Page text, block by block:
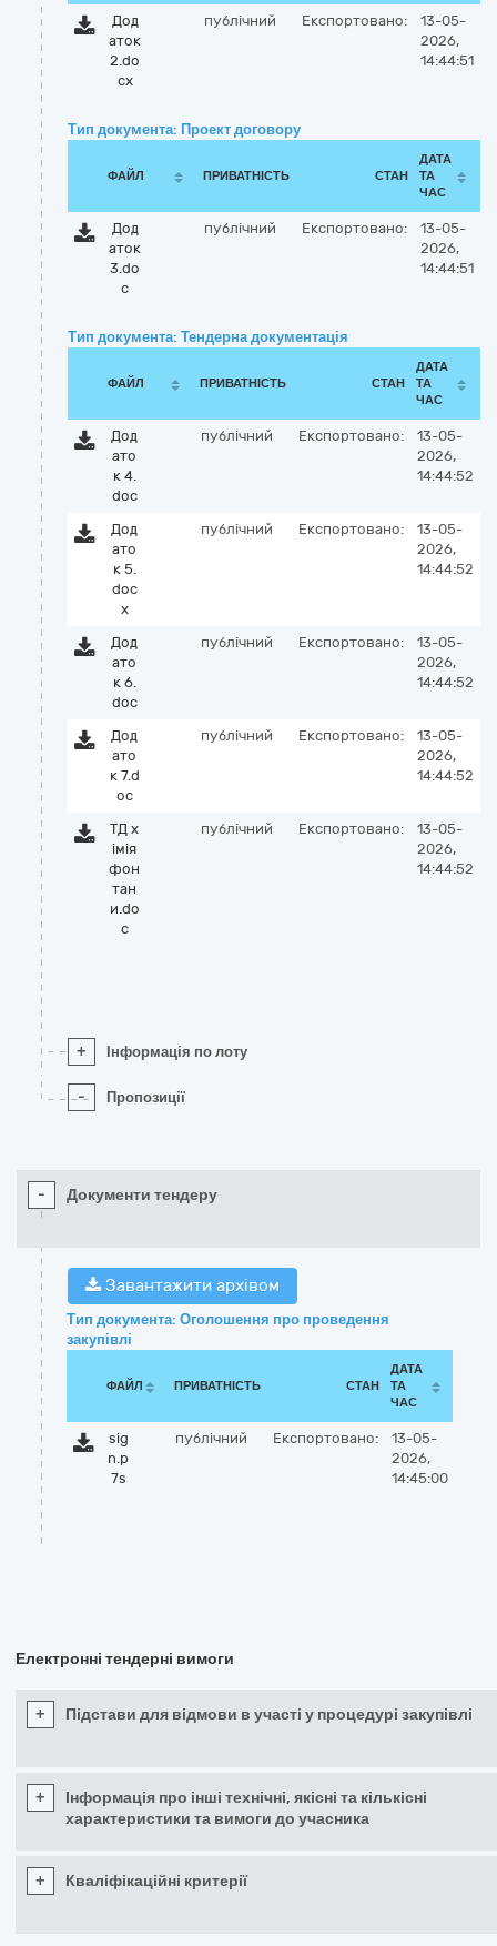
Дод
аток
2.do
cx
публічний Експортовано:
13-05-
2026,
14:44:51
Тип документа: Проект договору
ФАЙЛ ПРИВАТНІСТЬ СТАН
ДАТА
ТА
ЧАС
Дод
аток
3.do
c
публічний Експортовано:
13-05-
2026,
14:44:51
Тип документа: Тендерна документація
ФАЙЛ ПРИВАТНІСТЬ СТАН
ДАТА
ТА
ЧАС
Дод
ато
к 4.
doc
публічний Експортовано:
13-05-
2026,
14:44:52
Дод
ато
к 5.
doc
x
публічний Експортовано:
13-05-
2026,
14:44:52
Дод
ато
к 6.
doc
публічний Експортовано:
13-05-
2026,
14:44:52
Дод
ато
к 7.d
oc
публічний Експортовано:
13-05-
2026,
14:44:52
ТД х
імія
фон
тан
и.do
c
публічний Експортовано:
13-05-
2026,
14:44:52
+ Інформація по лоту
- Пропозиції
- Документи тендеру
Завантажити архівом
Тип документа: Оголошення про проведення
закупівлі
ФАЙЛ ПРИВАТНІСТЬ СТАН
ДАТА
ТА
ЧАС
sig
n.p
7s
публічний Експортовано:
13-05-
2026,
14:45:00
Електронні тендерні вимоги
+ Підстави для відмови в участі у процедурі закупівлі
+
Інформація про інші технічні, якісні та кількісні
характеристики та вимоги до учасника
+ Кваліфікаційні критерії